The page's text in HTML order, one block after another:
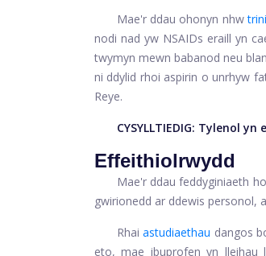
Mae'r ddau ohonyn nhw
nodi nad yw NSAIDs eraill yn
twymyn mewn babanod neu
ni ddylid rhoi aspirin o unrhyw
Reye.
CYSYLLTIEDIG: Tylenol yn
Effeithiolrwydd
Mae'r ddau feddyginiaeth
gwirionedd ar ddewis personol,
Rhai astudiaethau dangos
eto, mae ibuprofen yn lleihau